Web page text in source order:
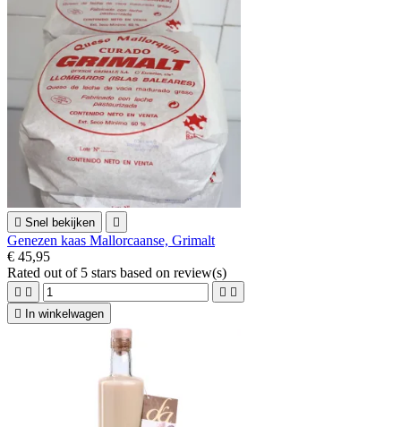
 Snel bekijken 
Genezen kaas Mallorcaanse, Grimalt
€ 45,95
Rated out of 5 stars based on review(s)
   

In winkelwagen